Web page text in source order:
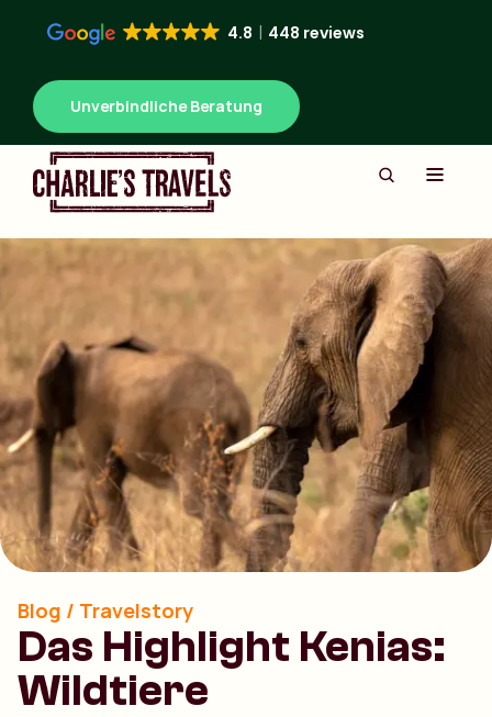
4.8 448 reviews
Unverbindliche Beratung
Blog / Travelstory
Das Highlight Kenias:
Wildtiere